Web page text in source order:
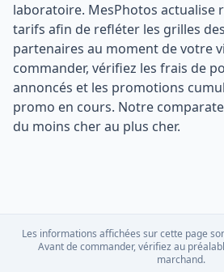
laboratoire. MesPhotos actualise
tarifs afin de refléter les grilles
partenaires au moment de votre
commander, vérifiez les frais de
annoncés et les promotions
promo en cours. Notre
du moins cher au plus cher.
Les informations affichées sur cette page
Avant de commander, vérifiez au
marchand.